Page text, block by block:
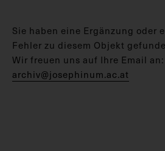
Sie haben eine Ergänzung oder
Fehler zu diesem Objekt
Wir freuen uns auf Ihre Email an:
archiv@josephinum.ac.at